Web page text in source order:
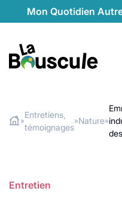
Mon Quotidien
et durable
au naturel
locales
Rechercher
»
Entretiens,
témoignages
»Nature»
Entretien